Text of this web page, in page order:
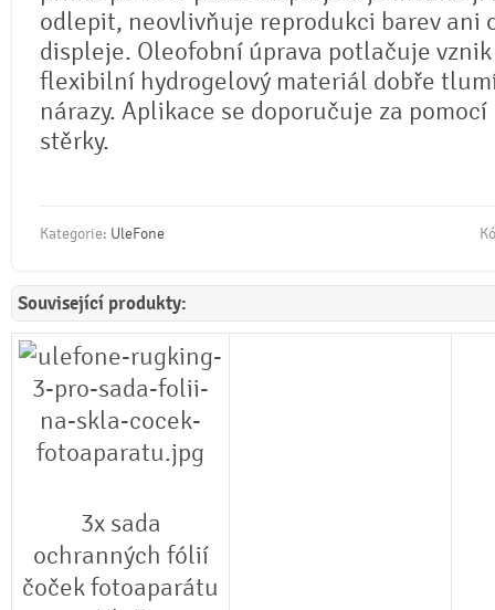
odlepit, neovlivňuje reprodukci barev ani
displeje. Oleofobní úprava potlačuje
flexibilní hydrogelový materiál dobře
nárazy. Aplikace se doporučuje za
stěrky.
Kategorie: UleFone
Související produkty:
3x sada
ochranných fólií
čoček fotoaparátu